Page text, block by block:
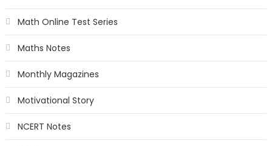
Math Online Test Series
Maths Notes
Monthly Magazines
Motivational Story
NCERT Notes